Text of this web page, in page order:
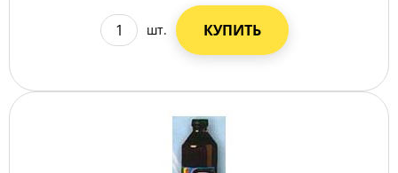
шт. КУПИТЬ